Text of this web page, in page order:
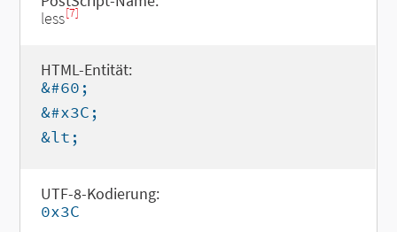
less[7]
HTML-Entität:
&#60;
&#x3C;
&lt;
UTF-8-Kodierung:
0x3C